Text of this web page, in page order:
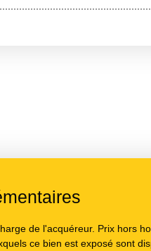
de l'acquéreur. Prix hors
ce bien est exposé sont